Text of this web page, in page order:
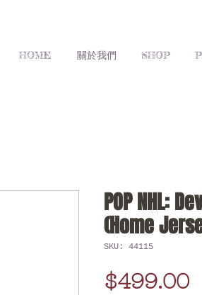
HOME 關於我們 SHOP
POP NHL:
(Home
SKU: 44115
$499.00